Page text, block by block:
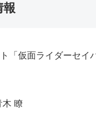
報
「仮面ライダーセイ
木 瞭